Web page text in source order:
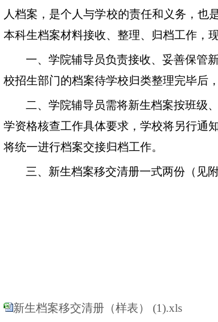
人档案，是个人与学校的责任和义务，也
本科生档案材料接收、整理、归档工作，
一、学院辅导员负责接收、妥善保管
校招生部门的档案待学校归类整理完毕后
二、学院辅导员需将新生档案按班级
学资格核查工作具体要求，学校将另行通
将统一进行档案交接归档工作。
三、新生档案移交清册一式两份（见
新生档案移交清册（样表） (1).xls